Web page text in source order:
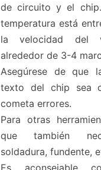
de circuito y el
temperatura está
la velocidad del
alrededor de 3-4
Asegúrese de que
texto del chip sea
cometa errores.
Para otras
que también
soldadura, fundente,
Es aconsejable